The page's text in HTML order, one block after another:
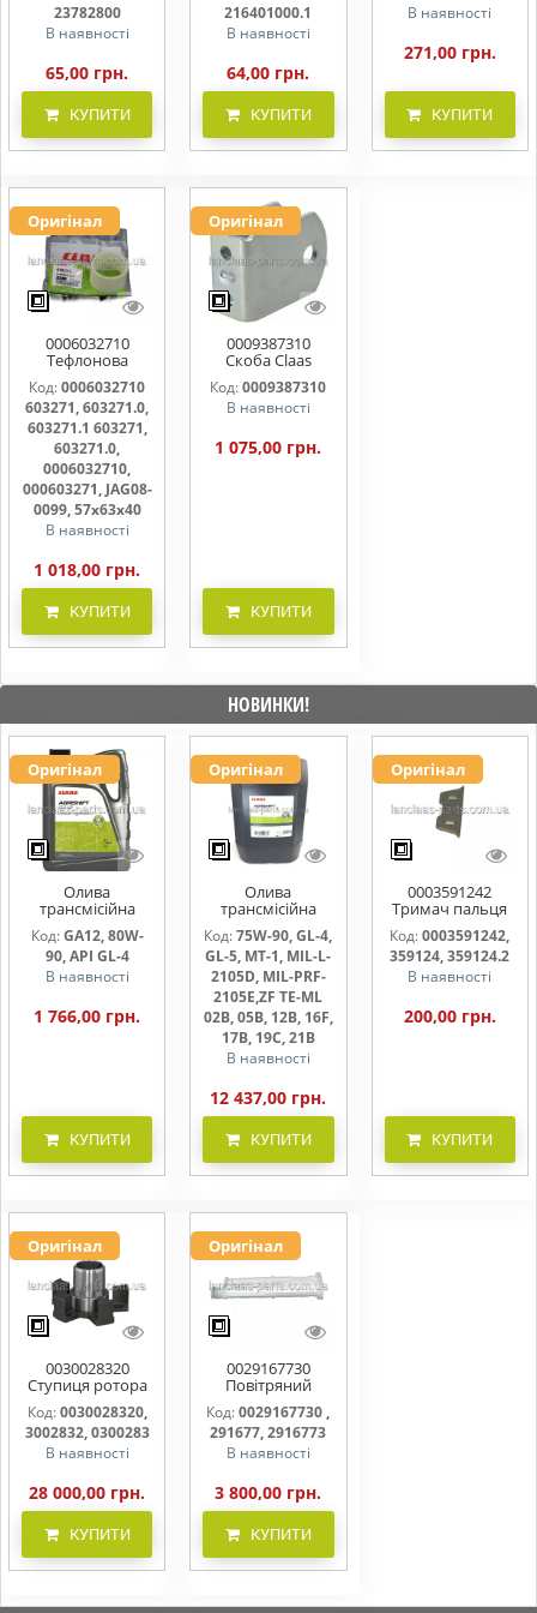
23782800
В наявності
65,00 грн.
КУПИТИ
216401000.1
В наявності
64,00 грн.
КУПИТИ
359911.3
В наявності
271,00 грн.
КУПИТИ
Оригінал
0006032710
Тефлонова
втулка шківа
варіатора
57х63х40.5 ,
603271, 603271.0,
603271.1
Код:0006032710
603271, 603271.0,
603271.1 603271,
603271.0,
0006032710,
000603271, JAG08-
0099, 57х63х40
В наявності
1 018,00 грн.
КУПИТИ
Оригінал
0009387310
Скоба Claas
938731, 938731.0,
938731.1
Код: 0009387310
В наявності
1 075,00 грн.
КУПИТИ
НОВИНКИ!
Оригінал
Олива
трансмісійна
AGRISHIFT GA12 5
л
Код:GA12, 80W-
90, API GL-4
В наявності
1 766,00 грн.
КУПИТИ
Оригінал
Олива
трансмісійна
AGRISHIFT SYN FE
75W90 20л
Код: 75W-90, GL-4,
GL-5, MT-1, MIL-L-
2105D, MIL-PRF-
2105E,ZF TE-ML
02B, 05B, 12B, 16F,
17B, 19C, 21B
В наявності
12 437,00 грн.
КУПИТИ
Оригінал
0003591242
Тримач пальця
жниварки
Код:0003591242,
359124, 359124.2
В наявності
200,00 грн.
КУПИТИ
Оригінал
0030028320
Ступиця ротора
CLAAS
Код:0030028320,
3002832, 0300283
В наявності
28 000,00 грн.
КУПИТИ
Оригінал
0029167730
Повітряний
фільтр бака
(фільтр AdBlue)
Код: 0029167730 ,
291677, 2916773
В наявності
3 800,00 грн.
КУПИТИ